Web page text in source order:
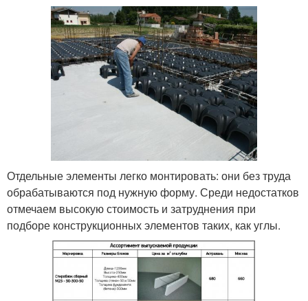
Отдельные элементы легко монтировать: они без труда
обрабатываются под нужную форму. Среди недостатков
отмечаем высокую стоимость и затруднения при
подборе конструкционных элементов таких, как углы.